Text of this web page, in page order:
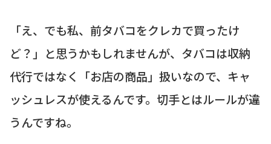
「え、でも私、前タバコをクレカで買ったけ
ど？」と思うかもしれませんが、タバコは収納
代行ではなく「お店の商品」扱いなので、キャ
ッシュレスが使えるんです。切手とはルールが違
うんですね。